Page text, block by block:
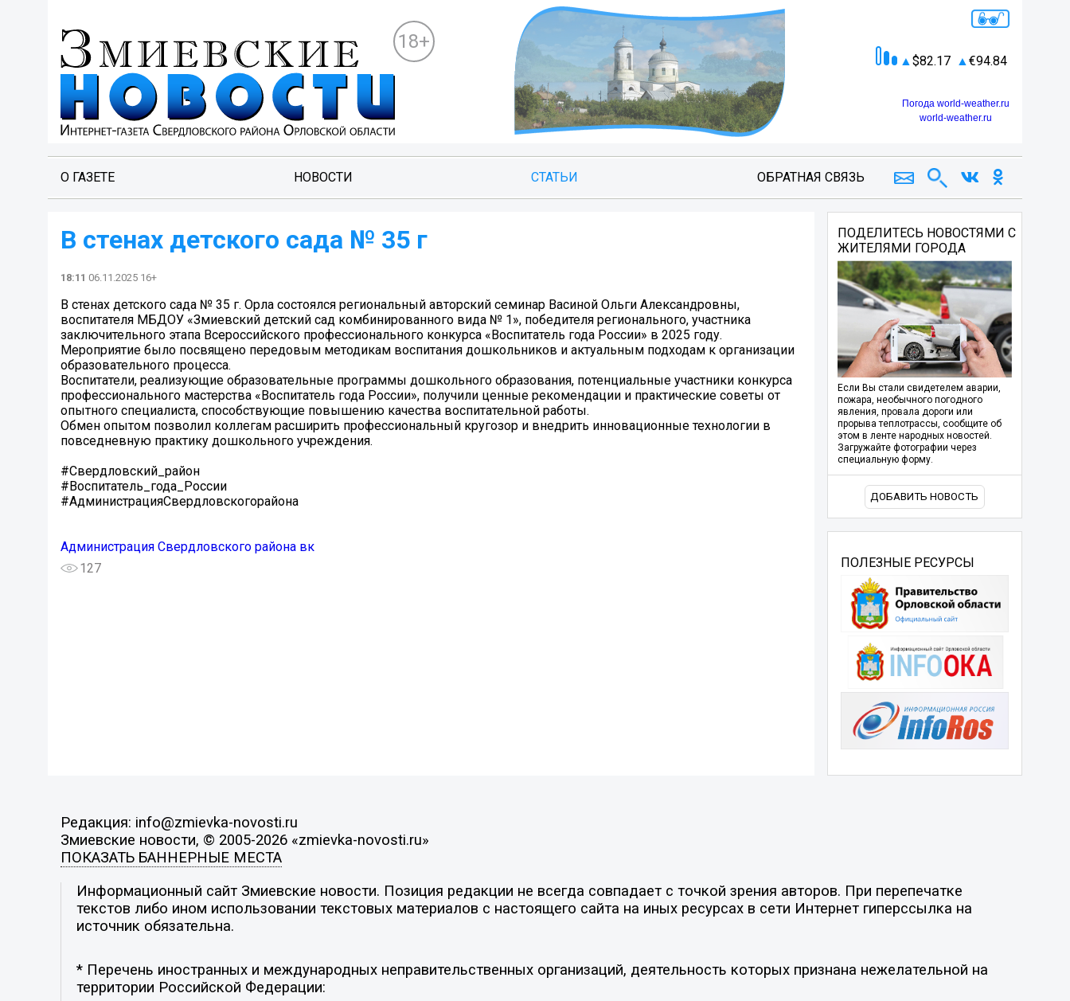
18+
82.17 94.84
Погода world-weather.ru
world-weather.ru
О ГАЗЕТЕ НОВОСТИ СТАТЬИ ОБРАТНАЯ СВЯЗЬ
В стенах детского сада № 35 г
18:11 06.11.2025 16+
В стенах детского сада № 35 г. Орла состоялся региональный авторский семинар Васиной Ольги Александровны,
воспитателя МБДОУ «Змиевский детский сад комбинированного вида № 1», победителя регионального, участника
заключительного этапа Всероссийского профессионального конкурса «Воспитатель года России» в 2025 году.
Мероприятие было посвящено передовым методикам воспитания дошкольников и актуальным подходам к организации
образовательного процесса.
Воспитатели, реализующие образовательные программы дошкольного образования, потенциальные участники конкурса
профессионального мастерства «Воспитатель года России», получили ценные рекомендации и практические советы от
опытного специалиста, способствующие повышению качества воспитательной работы.
Обмен опытом позволил коллегам расширить профессиональный кругозор и внедрить инновационные технологии в
повседневную практику дошкольного учреждения.
#Свердловский_район
#Воспитатель_года_России
#АдминистрацияСвердловскогорайона
Администрация Свердловского района вк
127
ПОДЕЛИТЕСЬ НОВОСТЯМИ С
ЖИТЕЛЯМИ ГОРОДА
Если Вы стали свидетелем аварии,
пожара, необычного погодного
явления, провала дороги или
прорыва теплотрассы, сообщите об
этом в ленте народных новостей.
Загружайте фотографии через
специальную форму.
ДОБАВИТЬ НОВОСТЬ
ПОЛЕЗНЫЕ РЕСУРСЫ
Редакция: info@zmievka-novosti.ru
Змиевские новости, © 2005-2026 «zmievka-novosti.ru»
ПОКАЗАТЬ БАННЕРНЫЕ МЕСТА
Информационный сайт Змиевские новости. Позиция редакции не всегда совпадает с точкой зрения авторов. При перепечатке
текстов либо ином использовании текстовых материалов с настоящего сайта на иных ресурсах в сети Интернет гиперссылка на
источник обязательна.
* Перечень иностранных и международных неправительственных организаций, деятельность которых признана нежелательной на
территории Российской Федерации: